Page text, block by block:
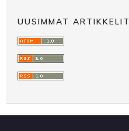
UUSIMMAT ARTIKKELIT